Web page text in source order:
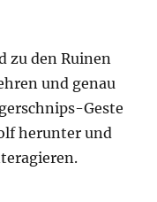
zu den Ruinen
und genau
Geste
herunter und